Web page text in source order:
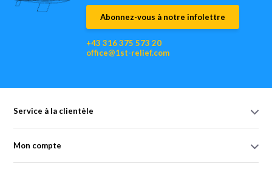
Abonnez-vous à notre infolettre
+43 316 375 573 20
office@1st-relief.com
Service à la clientèle
Mon compte